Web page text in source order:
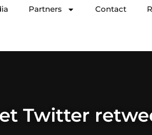
Partners Contact
Twitter